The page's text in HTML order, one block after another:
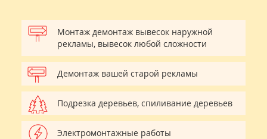
Монтаж демонтаж вывесок наружной
рекламы, вывесок любой сложности
Демонтаж вашей старой рекламы
Подрезка деревьев, спиливание деревьев
Электромонтажные работы